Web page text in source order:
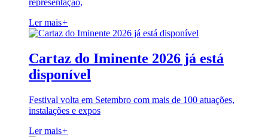
representação,
Ler mais+
Cartaz do Iminente 2026 já está
disponível
Festival volta em Setembro com mais de 100 atuações,
instalações e expos
Ler mais+